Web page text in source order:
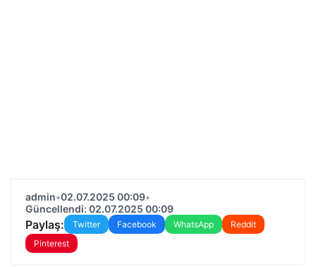
admin•02.07.2025 00:09•
Güncellendi: 02.07.2025 00:09
Paylaş: Twitter Facebook WhatsApp
Reddit
Pinterest